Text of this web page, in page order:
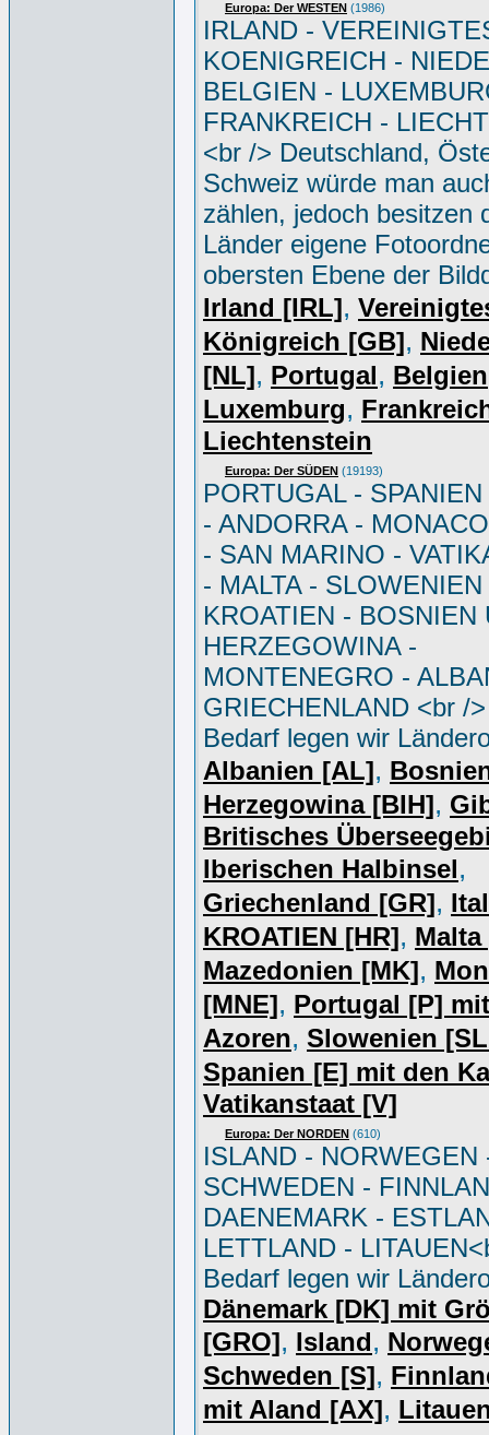
Europa: Der WESTEN (1986)
IRLAND -
KOENIGREICH -
BELGIEN -
FRANKREICH -
<br /> Deutschland,
Schweiz würde man
zählen, jedoch besitzen
Länder eigene
obersten Ebene der
Irland [IRL],
Königreich [GB],
[NL], Portugal, Belgien
Luxemburg,
Liechtenstein
Europa: Der SÜDEN (19193)
PORTUGAL -
- ANDORRA -
- SAN MARINO -
- MALTA - SLOWENIEN
KROATIEN - BOSNIEN
HERZEGOWINA -
MONTENEGRO -
GRIECHENLAND <br /
Bedarf legen wir
Albanien [AL],
Herzegowina [BIH],
Britisches
Iberischen Halbinsel,
Griechenland [GR],
KROATIEN [HR], Malta
Mazedonien [MK],
[MNE], Portugal [P]
Azoren, Slowenien
Spanien [E] mit den
Vatikanstaat [V]
Europa: Der NORDEN (610)
ISLAND - NORWEGEN
SCHWEDEN -
DAENEMARK -
LETTLAND -
Bedarf legen wir
Dänemark [DK] mit
[GRO], Island,
Schweden [S],
mit Aland [AX],